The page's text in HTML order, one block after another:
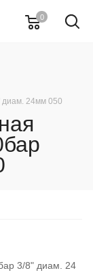
0
диам. 24мм 050
3/8" диам. 24